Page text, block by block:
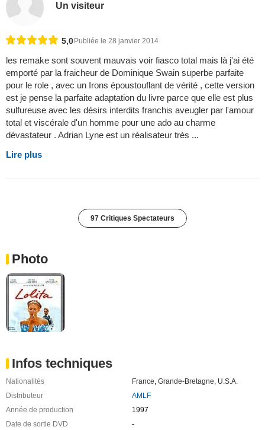
Un visiteur
5,0 Publiée le 28 janvier 2014
les remake sont souvent mauvais voir fiasco total mais là j'ai été
emporté par la fraicheur de Dominique Swain superbe parfaite
pour le role , avec un Irons époustouflant de vérité , cette version
est je pense la parfaite adaptation du livre parce que elle est plus
sulfureuse avec les désirs interdits franchis aveugler par l'amour
total et viscérale d'un homme pour une ado au charme
dévastateur . Adrian Lyne est un réalisateur très ...
Lire plus
97 Critiques Spectateurs
Photo
Infos techniques
Nationalités France Grande-Bretagne U.S.A.
Distributeur
AMLF
Année de production
1997
Date de sortie DVD
-